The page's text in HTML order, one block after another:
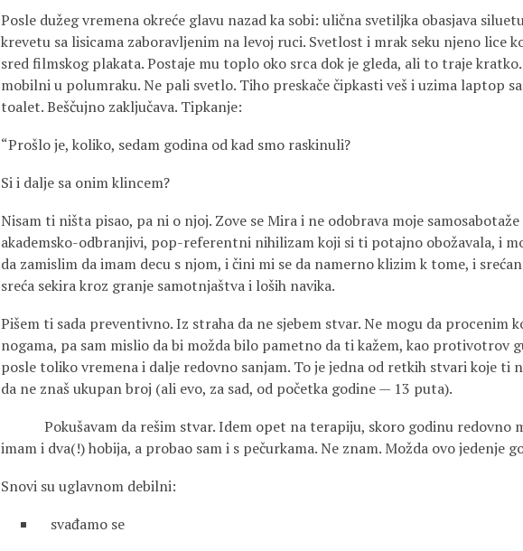
Posle dužeg vremena okreće glavu nazad ka sobi: ulična svetiljka obasjava
krevetu sa lisicama zaboravljenim na levoj ruci. Svetlost i mrak seku njeno lice
sred filmskog plakata. Postaje mu toplo oko srca dok je gleda, ali to traje kratko.
mobilni u polumraku. Ne pali svetlo. Tiho preskače čipkasti veš i uzima laptop
toalet. Beščujno zaključava. Tipkanje:
“Prošlo je, koliko, sedam godina od kad smo raskinuli?
Si i dalje sa onim klincem?
Nisam ti ništa pisao, pa ni o njoj. Zove se Mira i ne odobrava moje
akademsko-odbranjivi, pop-referentni nihilizam koji si ti potajno obožavala, i
da zamislim da imam decu s njom, i čini mi se da namerno klizim k tome, i
sreća sekira kroz granje samotnjaštva i loših navika.
Pišem ti sada preventivno. Iz straha da ne sjebem stvar. Ne mogu da procenim
nogama, pa sam mislio da bi možda bilo pametno da ti kažem, kao protivotrov
posle toliko vremena i dalje redovno sanjam. To je jedna od retkih stvari koje ti
da ne znaš ukupan broj (ali evo, za sad, od početka godine — 13 puta).
Pokušavam da rešim stvar. Idem opet na terapiju, skoro godinu redovno
imam i dva(!) hobija, a probao sam i s pečurkama. Ne znam. Možda ovo jedenje
Snovi su uglavnom debilni:
svađamo se